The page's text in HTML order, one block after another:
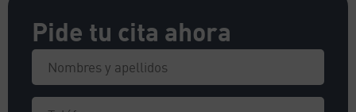
Pide tu cita ahora